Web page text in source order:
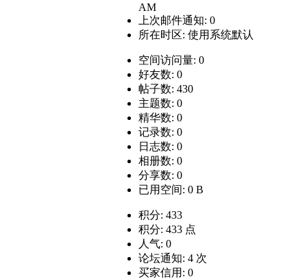
AM
上次邮件通知: 0
所在时区: 使用系统默认
空间访问量: 0
好友数: 0
帖子数: 430
主题数: 0
精华数: 0
记录数: 0
日志数: 0
相册数: 0
分享数: 0
已用空间: 0 B
积分: 433
积分: 433 点
人气: 0
论坛通知: 4 次
买家信用: 0